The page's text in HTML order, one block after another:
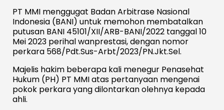
PT MMI menggugat Badan Arbitrase Nasional
Indonesia (BANI) untuk memohon membatalkan
putusan BANI 45101/XII/ARB-BANI/2022 tanggal 10
Mei 2023 perihal wanprestasi, dengan nomor
perkara 568/Pdt.Sus-Arbt/2023/PN.Jkt.Sel.
Majelis hakim beberapa kali menegur Penasehat
Hukum (PH) PT MMI atas pertanyaan mengenai
pokok perkara yang dilontarkan olehnya kepada
ahli.